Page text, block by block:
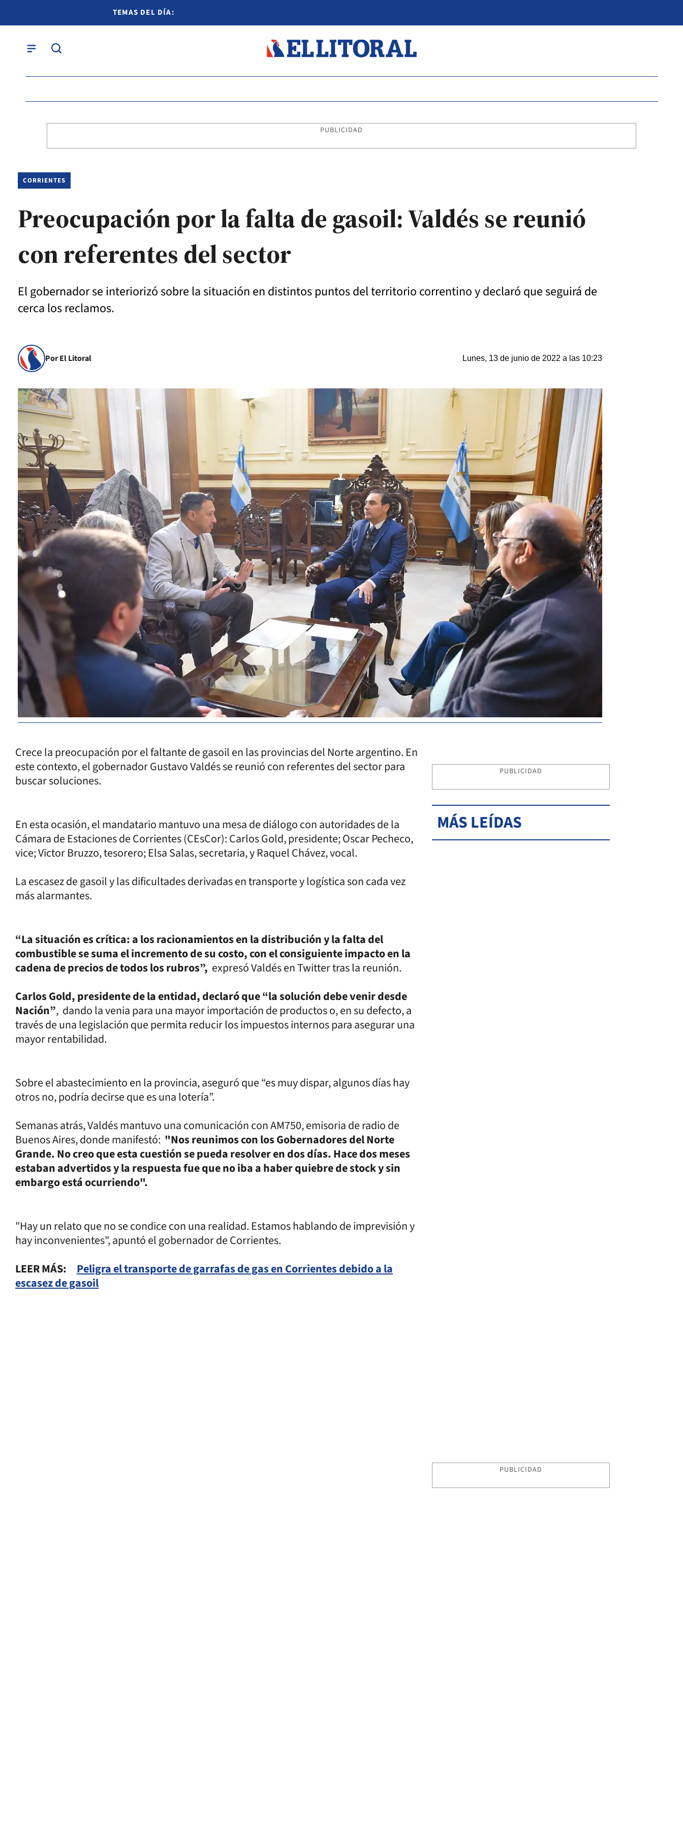
TEMAS DEL DÍA:
PUBLICIDAD
CORRIENTES
Preocupación por la falta de gasoil: Valdés se reunió
con referentes del sector
El gobernador se interiorizó sobre la situación en distintos puntos del territorio correntino y declaró que seguirá de
cerca los reclamos.
Por El Litoral Lunes, 13 de junio de 2022 a las 10:23
Crece la preocupación por el faltante de gasoil en las provincias del Norte argentino. En
este contexto, el gobernador Gustavo Valdés se reunió con referentes del sector para
buscar soluciones.
En esta ocasión, el mandatario mantuvo una mesa de diálogo con autoridades de la
Cámara de Estaciones de Corrientes (CEsCor): Carlos Gold, presidente; Oscar Pecheco,
vice; Victor Bruzzo, tesorero; Elsa Salas, secretaria, y Raquel Chávez, vocal.
La escasez de gasoil y las dificultades derivadas en transporte y logística son cada vez
más alarmantes.
“La situación es crítica: a los racionamientos en la distribución y la falta del
combustible se suma el incremento de su costo, con el consiguiente impacto en la
cadena de precios de todos los rubros”, expresó Valdés en Twitter tras la reunión.
Carlos Gold, presidente de la entidad, declaró que “la solución debe venir desde
Nación”, dando la venia para una mayor importación de productos o, en su defecto, a
través de una legislación que permita reducir los impuestos internos para asegurar una
mayor rentabilidad.
Sobre el abastecimiento en la provincia, aseguró que “es muy dispar, algunos días hay
otros no, podría decirse que es una lotería”.
Semanas atrás, Valdés mantuvo una comunicación con AM750, emisoria de radio de
Buenos Aires, donde manifestó: "Nos reunimos con los Gobernadores del Norte
Grande. No creo que esta cuestión se pueda resolver en dos días. Hace dos meses
estaban advertidos y la respuesta fue que no iba a haber quiebre de stock y sin
embargo está ocurriendo".
"Hay un relato que no se condice con una realidad. Estamos hablando de imprevisión y
hay inconvenientes", apuntó el gobernador de Corrientes.
LEER MÁS: Peligra el transporte de garrafas de gas en Corrientes debido a la
escasez de gasoil
PUBLICIDAD
MÁS LEÍDAS
PUBLICIDAD